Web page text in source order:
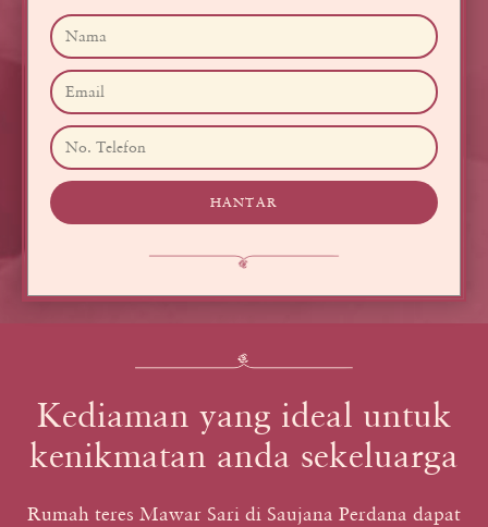
HANTAR
Kediaman yang ideal untuk
kenikmatan anda sekeluarga
Rumah teres Mawar Sari di Saujana Perdana dapat